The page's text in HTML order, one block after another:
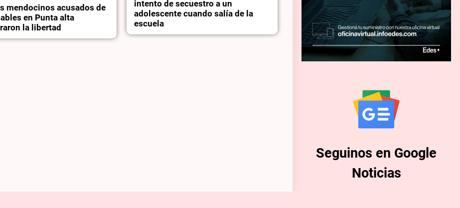
mendocinos acusados de
en Punta alta
la libertad
intento de secuestro a un
adolescente cuando salía de la
escuela
Seguinos en Google
Noticias